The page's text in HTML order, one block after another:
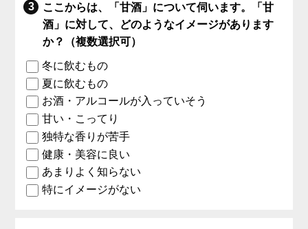
ここからは、「甘酒」について伺います。「甘
酒」に対して、どのようなイメージがあります
か？（複数選択可）
冬に飲むもの
夏に飲むもの
お酒・アルコールが入っていそう
甘い・こってり
独特な香りが苦手
健康・美容に良い
あまりよく知らない
特にイメージがない